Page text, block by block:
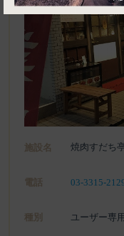
施設名 焼肉すだち
電話 03-3315-
種別 ユーザー専